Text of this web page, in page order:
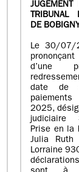
TRIBUNAL
DE
Le 30/07/
d’une
date de
2025,
judiciaire
Prise en la
Julia
Lorraine